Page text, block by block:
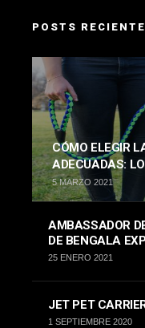
POSTS
CÓMO ELEGIR
ADECUADAS:
5 MARZO 2021
AMBASSADOR
DE BENGALA
25 ENERO 2021
JET PET
1 SEPTIEMBRE 2020